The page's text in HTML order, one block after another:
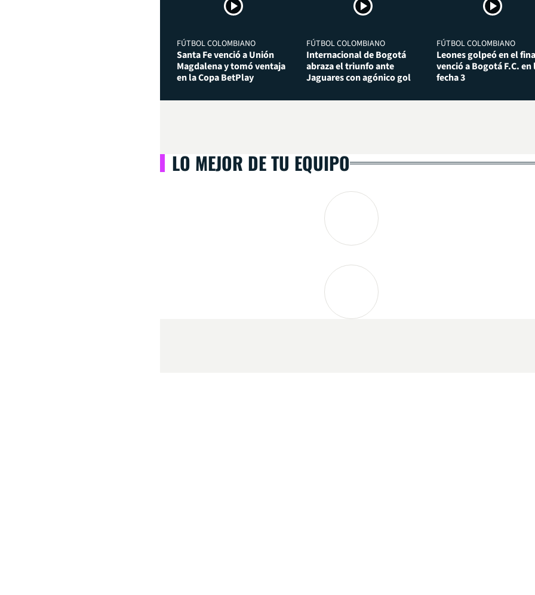
FÚTBOL COLOMBIANO
Santa Fe venció a Unión
Magdalena y tomó ventaja
en la Copa BetPlay
FÚTBOL COLOMBIANO
Internacional de Bogotá
abraza el triunfo ante
Jaguares con agónico gol
FÚTBOL COLOMBIANO
Leones golpeó en el
venció a Bogotá F.C. en
fecha 3
LO MEJOR DE TU EQUIPO